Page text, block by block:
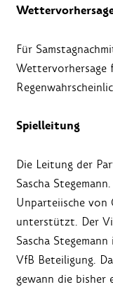
Für
Wettervorhersage
Spielleitung
Die Leitung der
Sascha
Unparteiische von
unterstützt. Der
Sascha
VfB Beteiligung.
gewann die bisher